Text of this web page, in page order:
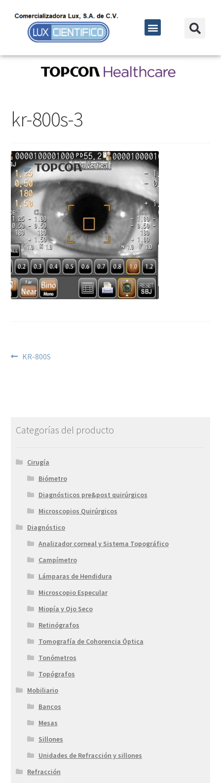
kr-800s-3
KR-800S
Categorías del producto
Cirugía
Biómetro
Diagnósticos pre&post quirúrgicos
Microscopios Quirúrgicos
Diagnóstico
Analizador corneal y Sistema Topográfico
Campímetro
Lámparas de Hendidura
Microscopio Especular
Miopía y Ojo Seco
Retinógrafos
Tomografía de Cohorencia Óptica
Tonómetros
Topógrafos
Mobiliario
Bancos
Mesas
Sillones
Unidades de Refracción y sillones
Refracción